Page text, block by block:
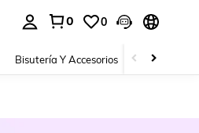
0 0
Bisutería Y Accesorios Zapatos